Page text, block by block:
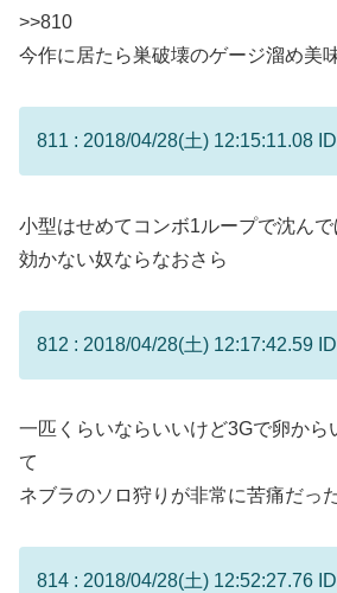
>>810
今作に居たら巣破壊のゲージ溜め美
811 : 2018/04/28(土) 12:15:11.08
小型はせめてコンボ1ループで沈ん
効かない奴ならなおさら
812 : 2018/04/28(土) 12:17:42.59
一匹くらいならいいけど3Gで卵から
て
ネブラのソロ狩りが非常に苦痛だっ
814 : 2018/04/28(土) 12:52:27.76